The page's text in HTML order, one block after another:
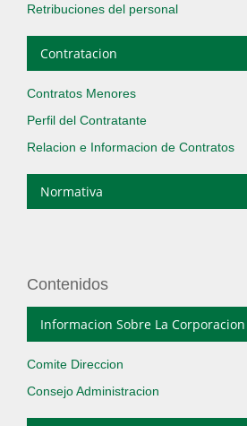
Retribuciones del personal
Contratacion
Contratos Menores
Perfil del Contratante
Relacion e Informacion de Contratos
Normativa
Contenidos
Informacion Sobre La Corporacion
Comite Direccion
Consejo Administracion